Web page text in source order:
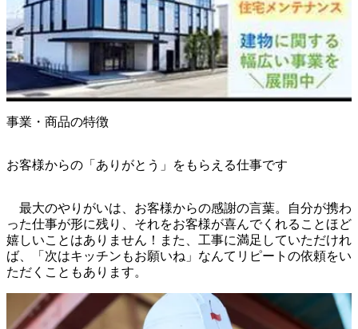
事業・商品の特徴
お客様からの「ありがとう」をもらえる仕事です
最大のやりがいは、お客様からの感謝の言葉。自分が携わ
った仕事が形に残り、それをお客様が喜んでくれることほど
嬉しいことはありません！また、工事に満足していただけれ
ば、「次はキッチンもお願いね」なんてリピートの依頼をい
ただくこともあります。